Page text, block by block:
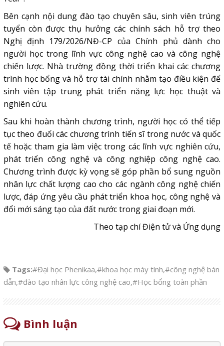
Bên cạnh nội dung đào tạo chuyên sâu, sinh viên trúng
tuyển còn được thụ hưởng các chính sách hỗ trợ theo
Nghị định 179/2026/NĐ-CP của Chính phủ dành cho
người học trong lĩnh vực công nghệ cao và công nghệ
chiến lược. Nhà trường đồng thời triển khai cácchương
trình học bổng và hỗ trợ tài chính nhằm tạo điều kiện để
sinh viên tập trung phát triển năng lực học thuật và
nghiên cứu.
Sau khi hoàn thành chương trình, người học có thể tiếp
tục theo đuổi các chương trình tiến sĩ trong nước và quốc
tế hoặc tham gia làm việc trong các lĩnh vực nghiên cứu,
phát triển công nghệ và công nghiệp công nghệ cao.
Chương trình được kỳ vọng sẽ góp phần bổ sung nguồn
nhân lực chất lượng cao cho các ngành công nghệ chiến
lược, đáp ứng yêu cầu phát triển khoa học, công nghệ và
đổi mới sáng tạo của đất nước trong giai đoạn mới.
Theo tạp chí Điện tử và Ứng dụng
Tags:#Đại học Phenikaa,#khoa học máy tính,#công nghệ bán
dẫn,#đào tạo nhân lực công nghệ cao,#Học bổng toàn phần
Bình luận